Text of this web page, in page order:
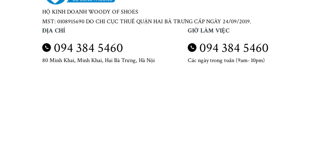
HỘ KINH DOANH WOODY OF SHOES
MST: 0108915690 DO CHI CỤC THUẾ QUẬN HAI BÀ TRƯNG CẤP NGÀY 24/09/2019.
ĐỊA CHỈ
094 384 5460
80 Minh Khai, Minh Khai, Hai Bà Trưng, Hà Nội
GIỜ LÀM VIỆC
094 384 5460
Các ngày trong tuần (9am- 10pm)